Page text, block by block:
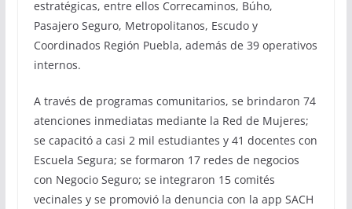
estratégicas, entre ellos Correcaminos, Búho,
Pasajero Seguro, Metropolitanos, Escudo y
Coordinados Región Puebla, además de 39 operativos
internos.
A través de programas comunitarios, se brindaron 74
atenciones inmediatas mediante la Red de Mujeres;
se capacitó a casi 2 mil estudiantes y 41 docentes con
Escuela Segura; se formaron 17 redes de negocios
con Negocio Seguro; se integraron 15 comités
vecinales y se promovió la denuncia con la app SACH